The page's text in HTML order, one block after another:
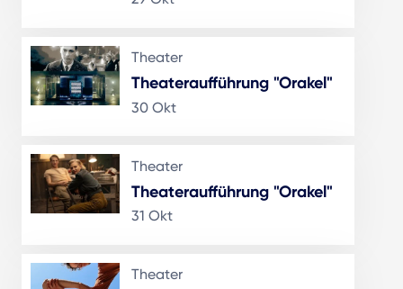
Theater
Theateraufführung "Orakel"
30 Okt
Theater
Theateraufführung "Orakel"
31 Okt
Theater